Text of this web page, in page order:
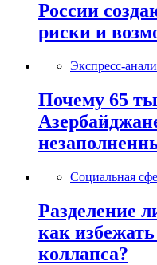
России
риски и
Экспресс-
Почему 65
Социальная
Разделение
как
коллапса?